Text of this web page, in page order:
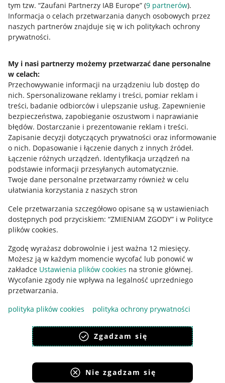
tym tzw. “Zaufani Partnerzy IAB Europe” (9 partnerów).
Informacja o celach przetwarzania danych osobowych przez
naszych partnerów znajduje się w ich politykach ochrony
prywatności.
My i nasi partnerzy możemy przetwarzać dane personalne
w celach:
Przechowywanie informacji na urządzeniu lub dostęp do
nich. Spersonalizowane reklamy i treści, pomiar reklam i
treści, badanie odbiorców i ulepszanie usług. Zapewnienie
bezpieczeństwa, zapobieganie oszustwom i naprawianie
błędów. Dostarczanie i prezentowanie reklam i treści.
Zapisanie decyzji dotyczących prywatności oraz informowanie
o nich. Dopasowanie i łączenie danych z innych źródeł.
Łączenie różnych urządzeń. Identyfikacja urządzeń na
podstawie informacji przesyłanych automatycznie.
Twoje dane personalne przetwarzamy również w celu
ułatwiania korzystania z naszych stron
Cele przetwarzania szczegółowo opisane są w ustawieniach
dostępnych pod przyciskiem: “ZMIENIAM ZGODY” i w Polityce
plików cookies.
Zgodę wyrażasz dobrowolnie i jest ważna 12 miesięcy.
Możesz ją w każdym momencie wycofać lub ponowić w
zakładce Ustawienia plików cookies na stronie głównej.
Wycofanie zgody nie wpływa na legalność uprzedniego
przetwarzania.
polityka plików cookies
polityka ochrony prywatności
Zgadzam się
Nie zgadzam się
Przydatne informacje
Jak to działa
Allegro Gadane dla sprzedających
Allegro Gadane dla kupujących
Mapa miejscowości
Informacje prawne
Regulamin
Polityka plików "cookies"
Ustawienia plików "cookies"
Udostępnianie lokalizacji
Informacje dla Aktu o Usługach Cyfrowych
Pobierz aplikację
Korzystanie z serwisu oznacza akceptacjęregulaminu